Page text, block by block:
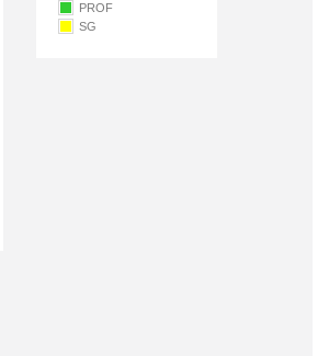
PROF
SG